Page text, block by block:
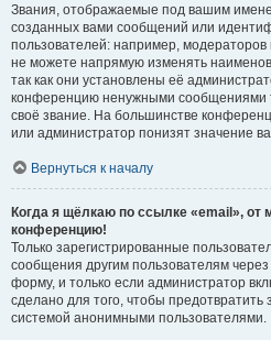
Звания, отображаемые под вашим
созданных вами сообщений или
пользователей: например,
не можете напрямую изменять
так как они установлены её
конференцию ненужными сообщениями
своё звание. На большинстве
или администратор понизят значение
Вернуться к началу
Когда я щёлкаю по ссылке «email», от
конференцию!
Только зарегистрированные
сообщения другим пользователям
форму, и только если администратор
сделано для того, чтобы предотвратить
системой анонимными пользователями.